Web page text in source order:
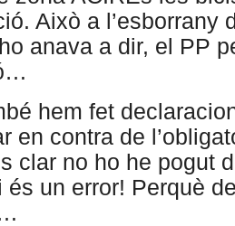
Això a l’esborrany
anava a dir, el PP
hem fet
en contra de
clar no ho he pogut
un error! Perquè